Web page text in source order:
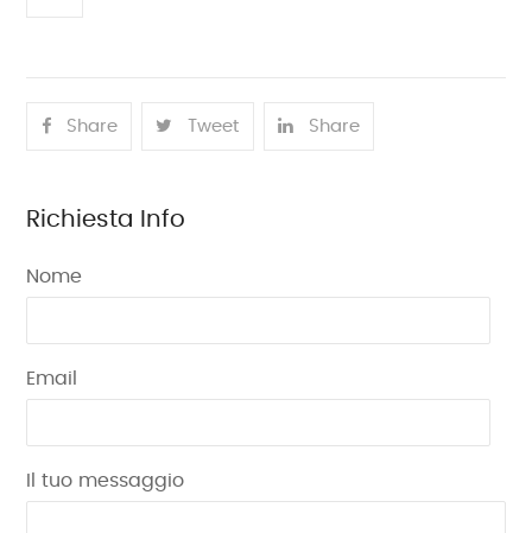
Share Tweet Share
Richiesta Info
Nome
Email
Il tuo messaggio